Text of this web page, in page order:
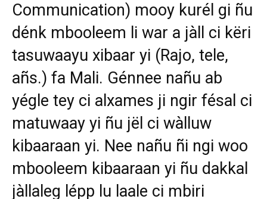
Communication) mooy kurél gi ñu
dénk mbooleem li war a jàll ci këri
tasuwaayu xibaar yi (Rajo, tele,
añs.) fa Mali. Génnee nañu ab
yégle tey ci alxames ji ngir fésal ci
matuwaay yi ñu jël ci wàlluw
kibaaraan yi. Nee nañu ñi ngi woo
mbooleem kibaaraan yi ñu dakkal
jàllaleg lépp lu laale ci mbiri